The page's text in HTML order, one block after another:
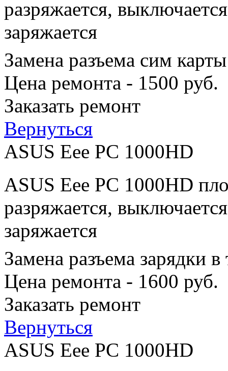
разряжается,
заряжается
Замена разъема сим
Цена ремонта - 1500 руб.
Заказать ремонт
Вернуться
ASUS Eee PC 1000HD
ASUS Eee PC 1000HD
разряжается,
заряжается
Замена разъема зарядки
Цена ремонта - 1600 руб.
Заказать ремонт
Вернуться
ASUS Eee PC 1000HD